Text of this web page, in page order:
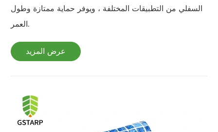
السفلي من التطبيقات المختلفة ، ويوفر حماية ممتازة وطول
العمر.
عرض المزيد